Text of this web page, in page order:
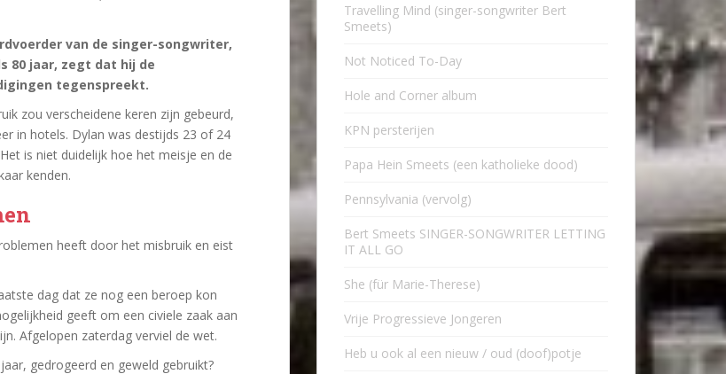
van de singer-songwriter,
80 jaar, zegt dat hij de
tegenspreekt.
zou verscheidene keren zijn gebeurd,
in hotels. Dylan was destijds 23 of 24
is niet duidelijk hoe het meisje en de
kenden.
heeft door het misbruik en eist
dag dat ze nog een beroep kon
geeft om een civiele zaak aan
Afgelopen zaterdag verviel de wet.
gedrogeerd en geweld gebruikt?
Travelling Mind (singer-songwriter Bert
Smeets)
Not Noticed To-Day
Hole and Corner album
KPN persterijen
Papa Hein Smeets (een katholieke dood)
Pennsylvania (vervolg)
Bert Smeets SINGER-SONGWRITER LETTING
IT ALL GO
She (für Marie-Therese)
Vrije Progressieve Jongeren
Heb u ook al een nieuw / oud (doof)potje